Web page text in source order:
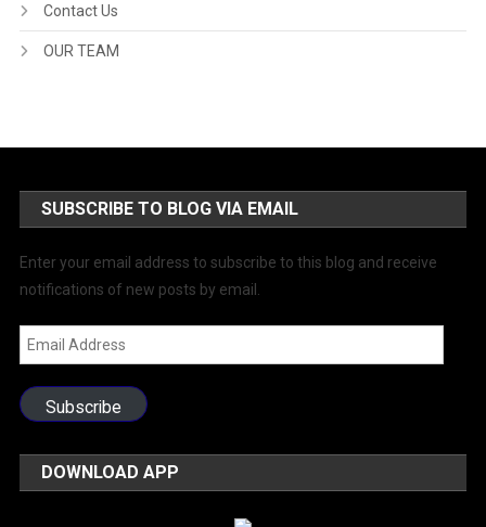
Contact Us
OUR TEAM
SUBSCRIBE TO BLOG VIA EMAIL
Enter your email address to subscribe to this blog and receive
notifications of new posts by email.
Email
Address
Subscribe
DOWNLOAD APP